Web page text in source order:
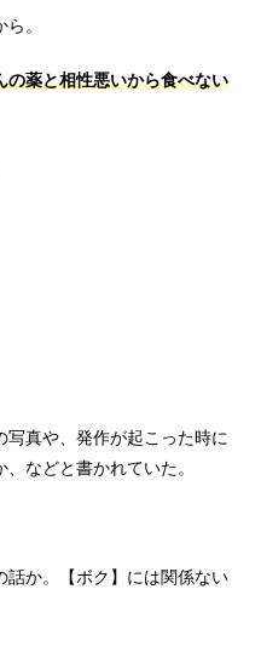
。
の薬と相性悪いから食べない
真や、発作が起こった時に
などと書かれていた。
話か。【ボク】には関係ない